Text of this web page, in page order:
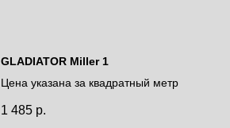
GLADIATOR Miller 1
Цена указана за квадратный метр
1 485 р.